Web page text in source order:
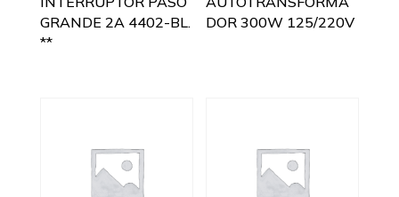
GRANDE 2A 4402-BL.
**
DOR 300W 125/220V